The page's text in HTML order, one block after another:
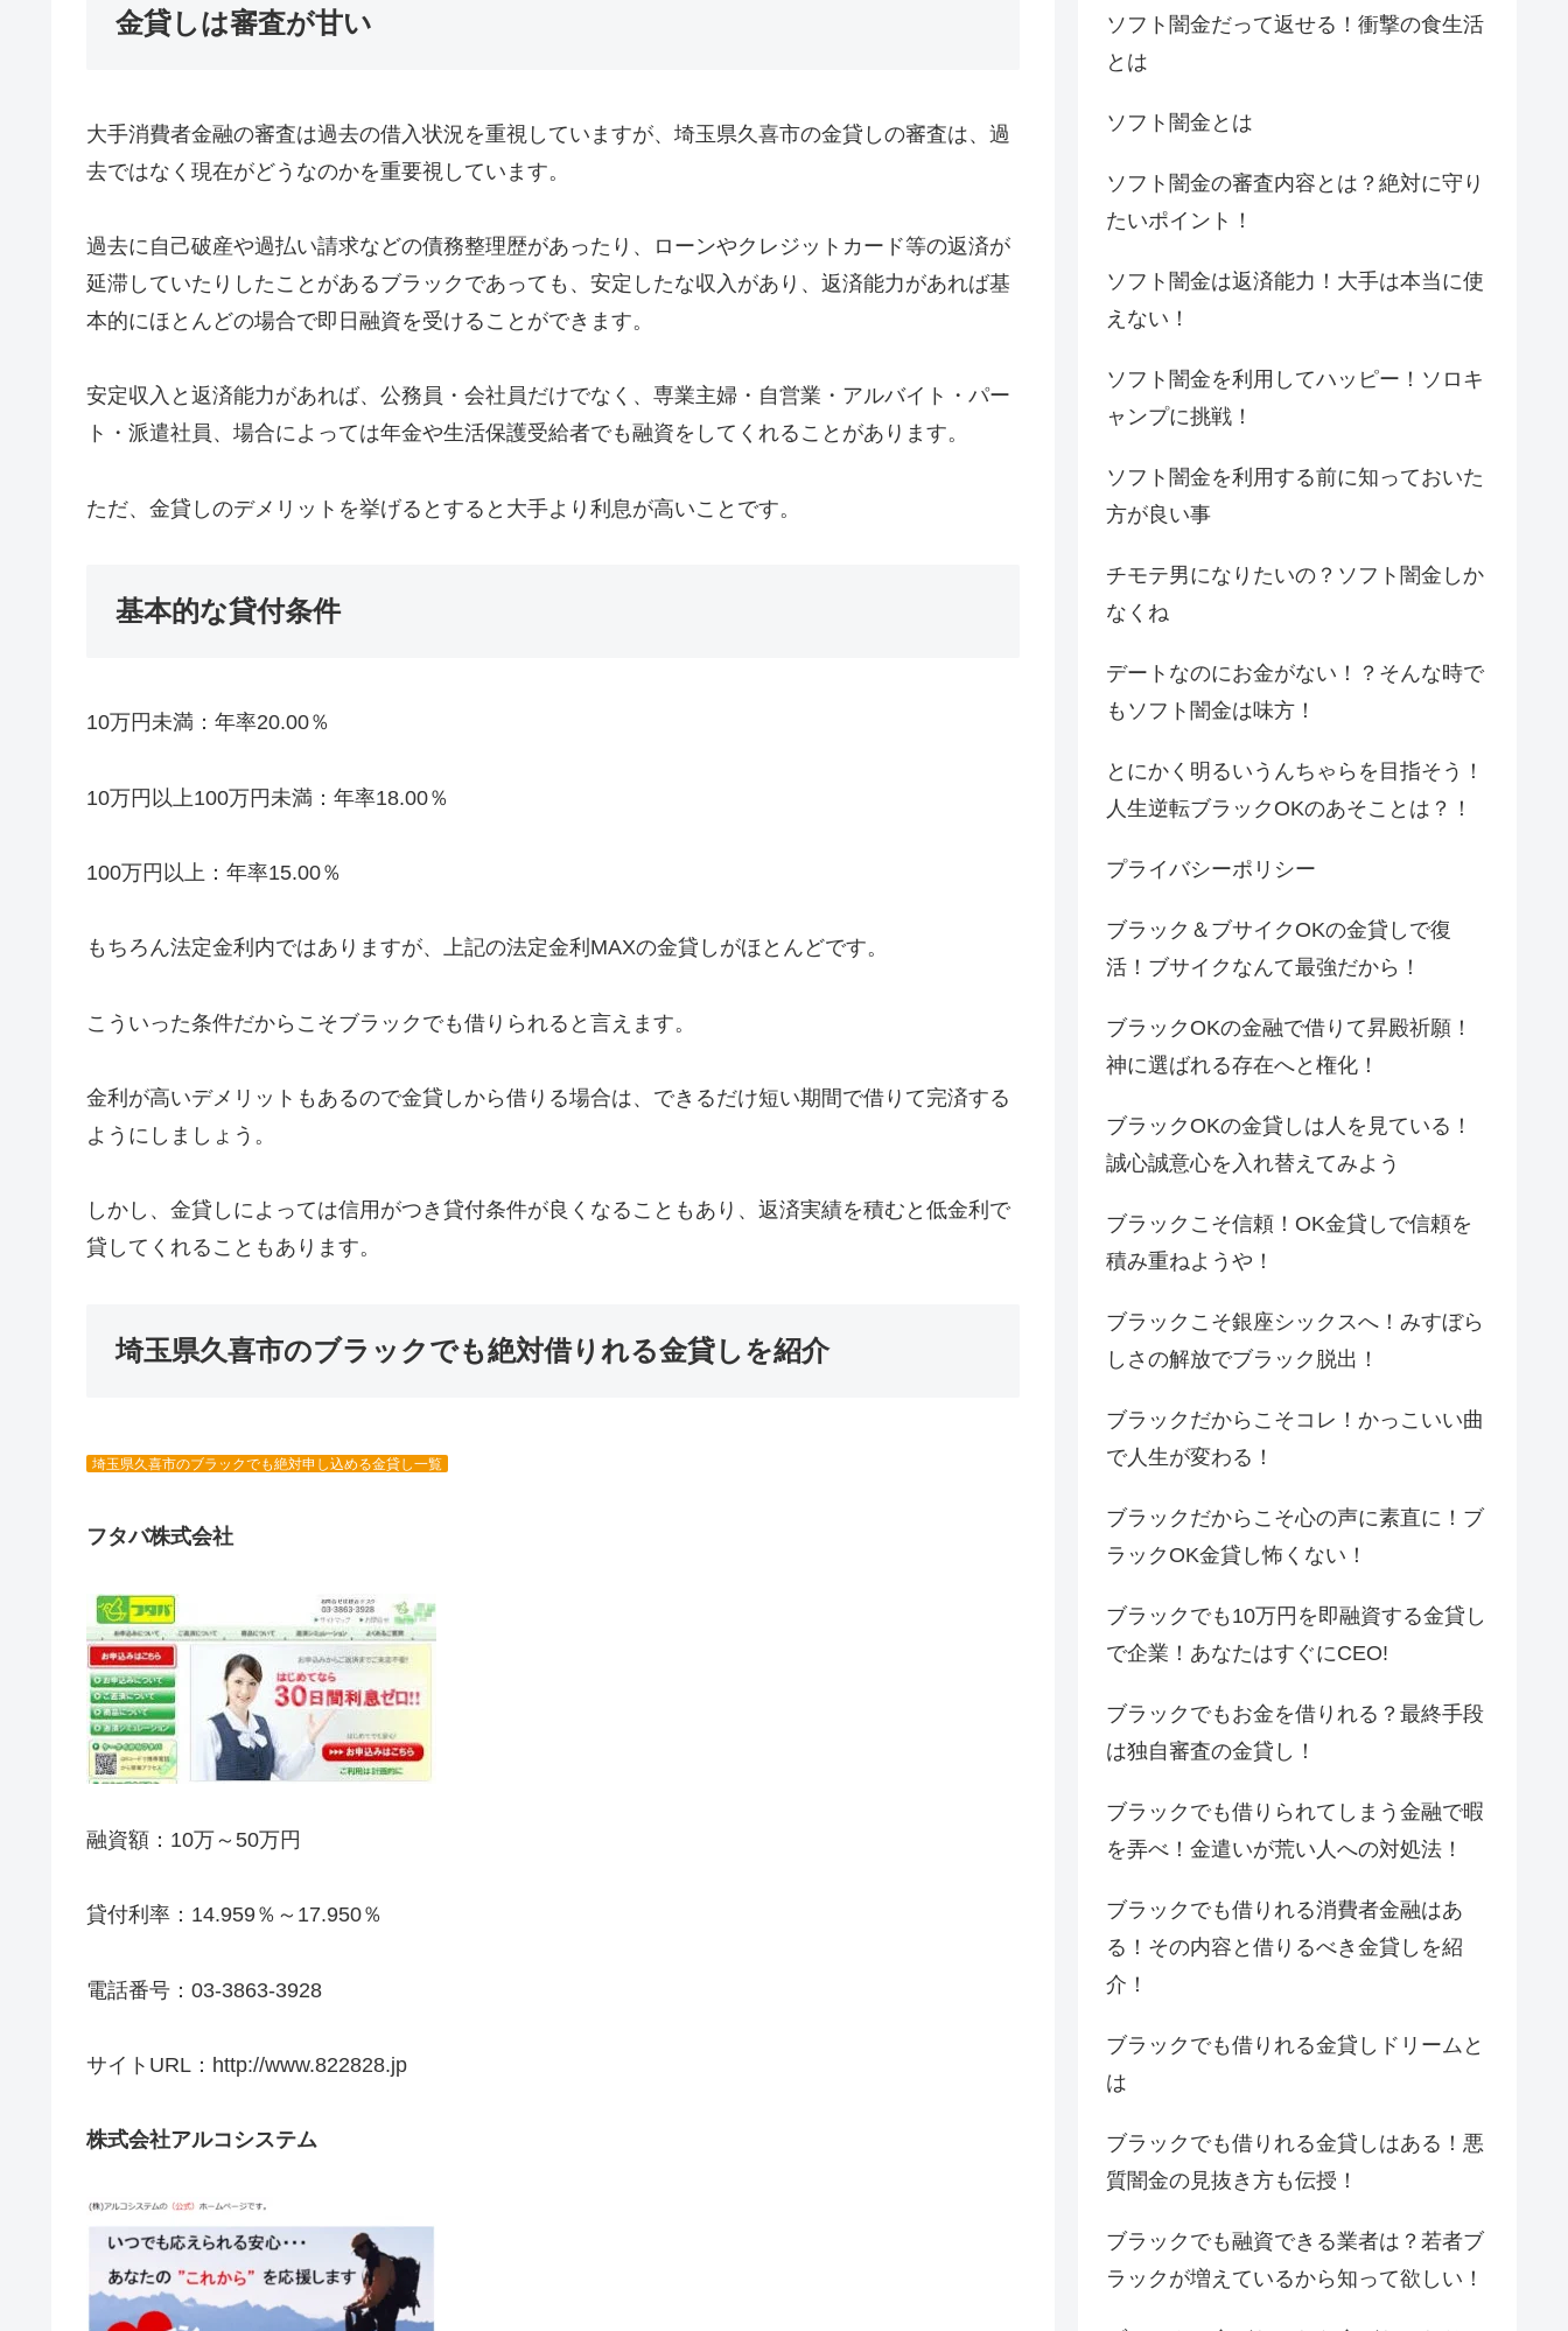
金貸しは審査が甘い
大手消費者金融の審査は過去の借入状況を重視していますが、埼玉県久喜市の金貸しの審査は、過
去ではなく現在がどうなのかを重要視しています。
過去に自己破産や過払い請求などの債務整理歴があったり、ローンやクレジットカード等の返済が
延滞していたりしたことがあるブラックであっても、安定したな収入があり、返済能力があれば基
本的にほとんどの場合で即日融資を受けることができます。
安定収入と返済能力があれば、公務員・会社員だけでなく、専業主婦・自営業・アルバイト・パー
ト・派遣社員、場合によっては年金や生活保護受給者でも融資をしてくれることがあります。
ただ、金貸しのデメリットを挙げるとすると大手より利息が高いことです。
基本的な貸付条件
10万円未満：年率20.00％
10万円以上100万円未満：年率18.00％
100万円以上：年率15.00％
もちろん法定金利内ではありますが、上記の法定金利MAXの金貸しがほとんどです。
こういった条件だからこそブラックでも借りられると言えます。
金利が高いデメリットもあるので金貸しから借りる場合は、できるだけ短い期間で借りて完済する
ようにしましょう。
しかし、金貸しによっては信用がつき貸付条件が良くなることもあり、返済実績を積むと低金利で
貸してくれることもあります。
埼玉県久喜市のブラックでも絶対借りれる金貸しを紹介
埼玉県久喜市のブラックでも絶対申し込める金貸し一覧
フタバ株式会社
融資額：10万～50万円
貸付利率：14.959％～17.950％
電話番号：03-3863-3928
サイトURL：http://www.822828.jp
株式会社アルコシステム
ソフト闇金だって返せる！衝撃の食生活
とは
ソフト闇金とは
ソフト闇金の審査内容とは？絶対に守り
たいポイント！
ソフト闇金は返済能力！大手は本当に使
えない！
ソフト闇金を利用してハッピー！ソロキ
ャンプに挑戦！
ソフト闇金を利用する前に知っておいた
方が良い事
チモテ男になりたいの？ソフト闇金しか
なくね
デートなのにお金がない！？そんな時で
もソフト闇金は味方！
とにかく明るいうんちゃらを目指そう！
人生逆転ブラックOKのあそことは？！
プライバシーポリシー
ブラック＆ブサイクOKの金貸しで復
活！ブサイクなんて最強だから！
ブラックOKの金融で借りて昇殿祈願！
神に選ばれる存在へと権化！
ブラックOKの金貸しは人を見ている！
誠心誠意心を入れ替えてみよう
ブラックこそ信頼！OK金貸しで信頼を
積み重ねようや！
ブラックこそ銀座シックスへ！みすぼら
しさの解放でブラック脱出！
ブラックだからこそコレ！かっこいい曲
で人生が変わる！
ブラックだからこそ心の声に素直に！ブ
ラックOK金貸し怖くない！
ブラックでも10万円を即融資する金貸し
で企業！あなたはすぐにCEO!
ブラックでもお金を借りれる？最終手段
は独自審査の金貸し！
ブラックでも借りられてしまう金融で暇
を弄べ！金遣いが荒い人への対処法！
ブラックでも借りれる消費者金融はあ
る！その内容と借りるべき金貸しを紹
介！
ブラックでも借りれる金貸しドリームと
は
ブラックでも借りれる金貸しはある！悪
質闇金の見抜き方も伝授！
ブラックでも融資できる業者は？若者ブ
ラックが増えているから知って欲しい！